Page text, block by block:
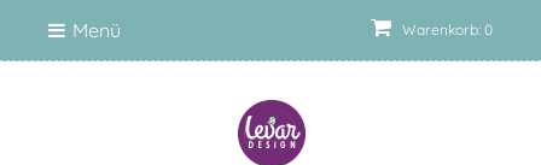
Warenkorb: 0
Menü